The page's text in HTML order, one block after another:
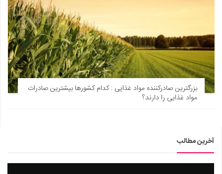
بزرگترین صادرکننده مواد غذایی : کدام کشورها بیشترین صادرات
مواد غذایی را دارند؟
آخرین مطالب